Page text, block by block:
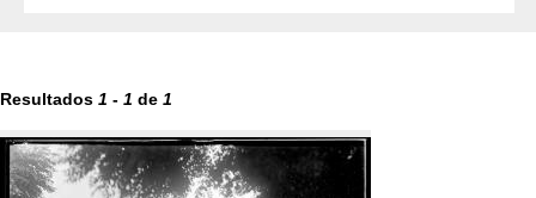
Resultados 1 - 1 de 1